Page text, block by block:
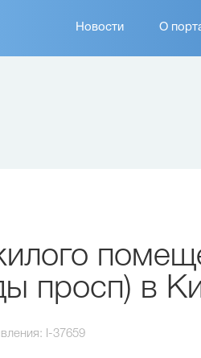
Основная
навигация
Новости О
просп) в
I-37659